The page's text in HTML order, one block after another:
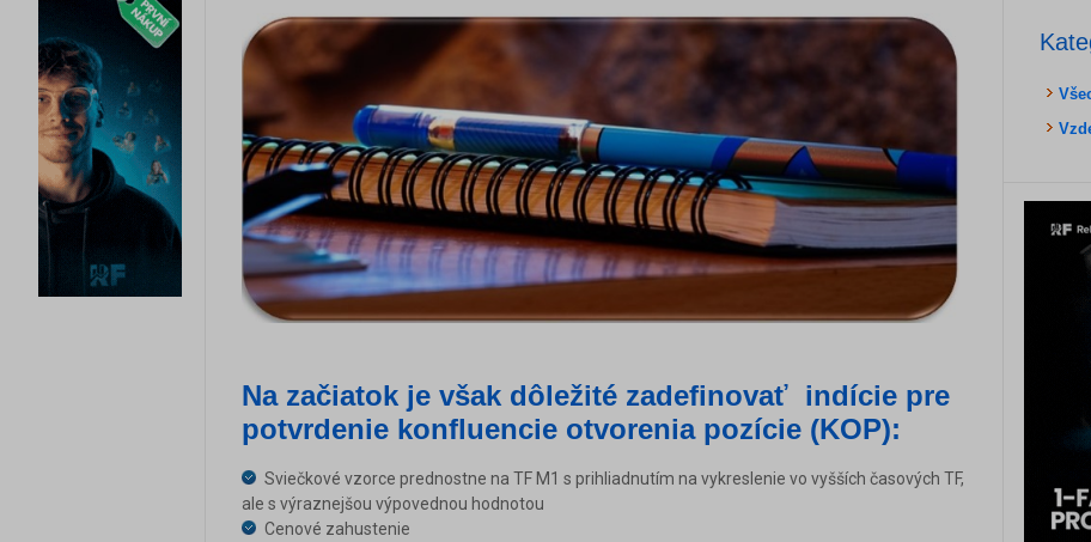
Na začiatok je však dôležité zadefinovať indície pre
potvrdenie konfluencie otvorenia pozície (KOP):
Sviečkové vzorce prednostne na TF M1 s prihliadnutím na vykreslenie vo vyšších časových TF,
ale s výraznejšou výpovednou hodnotou
Cenové zahustenie